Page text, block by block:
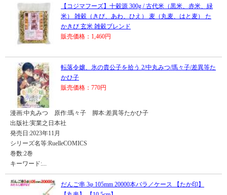
【コジマフーズ】十穀源 300g / 古代米（黒米、赤米、緑
米） 雑穀（きび、あわ、ひえ） 麦（丸麦、はと麦） た
かきび 玄米 雑穀ブレンド
販売価格：1,460円
転落令嬢、氷の貴公子を拾う 2/中丸みつ/瑪々子/差異等た
かひ子
販売価格：770円
漫画:中丸みつ 原作:瑪々子 脚本:差異等たかひ子
出版社:実業之日本社
発売日:2023年11月
シリーズ名等:RuelleCOMICS
巻数:2巻
キーワード:...
だんご串 3φ 105mm 20000本バラ／ケース 【たか印】